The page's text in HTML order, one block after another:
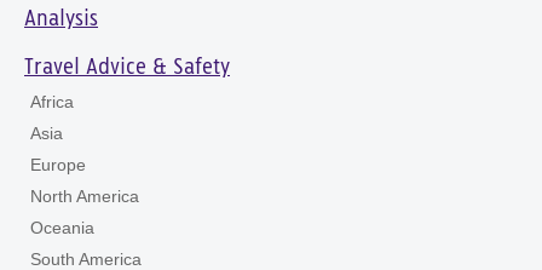
Analysis
Travel Advice & Safety
Africa
Asia
Europe
North America
Oceania
South America